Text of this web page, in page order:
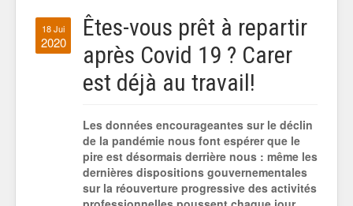
18 Jui
2020
Êtes-vous prêt à repartir
après Covid 19 ? Carer
est déjà au travail!
Les données encourageantes sur le déclin
de la pandémie nous font espérer que le
pire est désormais derrière nous : même les
dernières dispositions gouvernementales
sur la réouverture progressive des activités